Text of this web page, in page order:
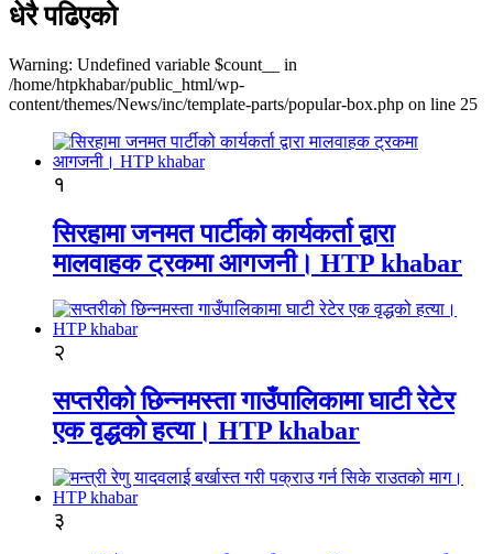
धेरै पढिएको
Warning: Undefined variable $count__ in
/home/htpkhabar/public_html/wp-
content/themes/News/inc/template-parts/popular-box.php on line 25
१
सिरहामा जनमत पार्टीको कार्यकर्ता द्वारा
मालवाहक ट्रकमा आगजनी। HTP khabar
२
सप्तरीको छिन्नमस्ता गाउँपालिकामा घाटी रेटेर
एक वृद्धको हत्या। HTP khabar
३